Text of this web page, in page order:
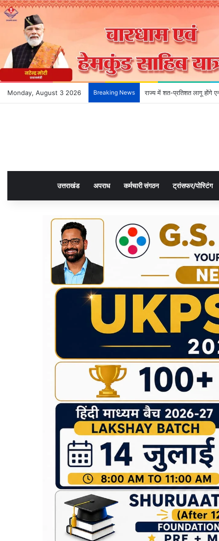
Monday, August 3 2026 Breaking News राज्य में शत-प्रतिशत लागू होंगे
उत्तराखंड अपराध कर्मचारी संगठन ट्रांसफर/पोस्टिंग